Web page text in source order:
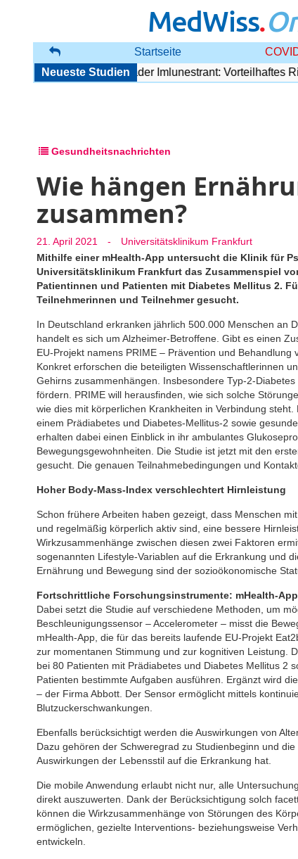
MedWiss.
Startseite
Neueste StudienDegrader Imlunestrant: Vorteilhaftes
Gesundheitsnachrichten
Wie hängen
zusammen?
21. April 2021 -
Universitätsklinikum Frankfurt
Mithilfe einer mHealth-App untersucht die Klinik für
Universitätsklinikum Frankfurt das Zusammenspiel
Patientinnen und Patienten mit Diabetes Mellitus 2.
Teilnehmerinnen und Teilnehmer gesucht.
In Deutschland erkranken jährlich 500.000 Menschen an
handelt es sich um Alzheimer-Betroffene. Gibt es einen
EU-Projekt namens PRIME – Prävention und
Konkret erforschen die beteiligten Wissenschaftlerinnen
Gehirns zusammenhängen. Insbesondere Typ-2-
fördern. PRIME will herausfinden, wie sich solche
wie dies mit körperlichen Krankheiten in Verbindung
einem Prädiabetes und Diabetes-Mellitus-2 sowie
erhalten dabei einen Einblick in ihr ambulantes
Bewegungsgewohnheiten. Die Studie ist jetzt mit den
gesucht. Die genauen Teilnahmebedingungen und
Hoher Body-Mass-Index verschlechtert Hirnleistung
Schon frühere Arbeiten haben gezeigt, dass Menschen
und regelmäßig körperlich aktiv sind, eine bessere
Wirkzusammenhänge zwischen diesen zwei Faktoren
sogenannten Lifestyle-Variablen auf die Erkrankung und
Ernährung und Bewegung sind der sozioökonomische
Fortschrittliche Forschungsinstrumente: mHealth-
Dabei setzt die Studie auf verschiedene Methoden, um
Beschleunigungssensor – Accelerometer – misst die
mHealth-App, die für das bereits laufende EU-Projekt
zur momentanen Stimmung und zur kognitiven Leistung.
bei 80 Patienten mit Prädiabetes und Diabetes Mellitus 2
Patienten bestimmte Aufgaben ausführen. Ergänzt wird
– der Firma Abbott. Der Sensor ermöglicht mittels
Blutzuckerschwankungen.
Ebenfalls berücksichtigt werden die Auswirkungen von
Dazu gehören der Schweregrad zu Studienbeginn und
Auswirkungen der Lebensstil auf die Erkrankung hat.
Die mobile Anwendung erlaubt nicht nur, alle
direkt auszuwerten. Dank der Berücksichtigung solch
können die Wirkzusammenhänge von Störungen des
ermöglichen, gezielte Interventions- beziehungsweise
entwickeln.